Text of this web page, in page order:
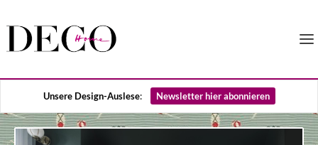
Unsere Design-Auslese: Newsletter hier abonnieren